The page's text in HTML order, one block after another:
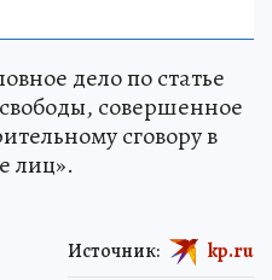
дело по статье
совершенное
сговору в
лиц».
Источник: kp.ru